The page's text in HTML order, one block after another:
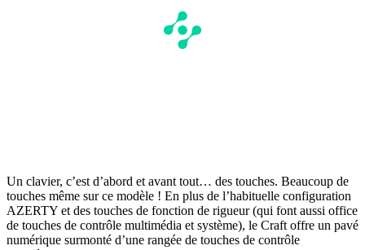
Un clavier, c’est d’abord et avant tout… des touches. Beaucoup de
touches même sur ce modèle ! En plus de l’habituelle configuration
AZERTY et des touches de fonction de rigueur (qui font aussi office
de touches de contrôle multimédia et système), le Craft offre un pavé
numérique surmonté d’une rangée de touches de contrôle